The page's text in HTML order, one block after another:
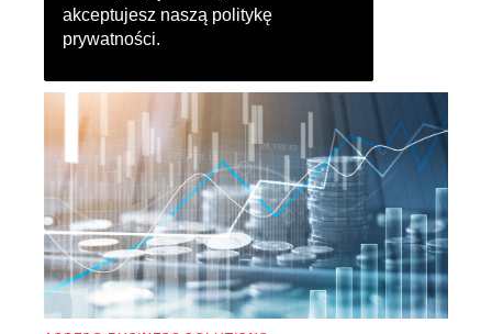
akceptujesz naszą politykę
prywatności.